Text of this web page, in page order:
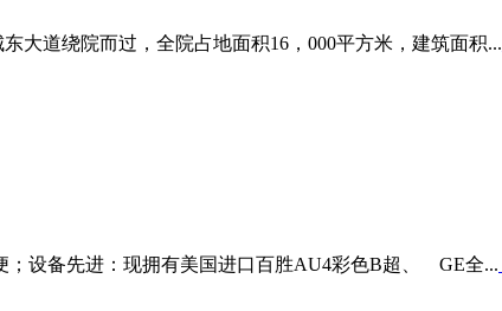
大道绕院而过，全院占地面积16，000平方米，建筑面积...
设备先进：现拥有美国进口百胜AU4彩色B超、 GE全...